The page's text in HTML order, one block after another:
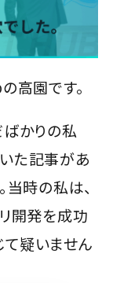
高園です。
かりの私
た記事があ
当時の私は、
開発を成功
疑いません